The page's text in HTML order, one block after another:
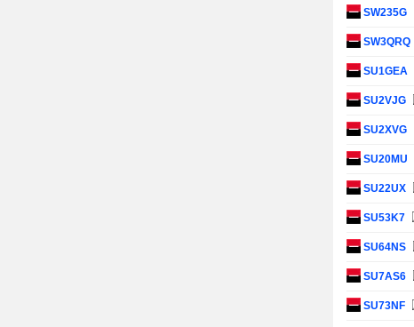
SW235G
SW3QRQ
SU1GEA
SU2VJG
SU2XVG
SU20MU
SU22UX
SU53K7
SU64NS
SU7AS6
SU73NF